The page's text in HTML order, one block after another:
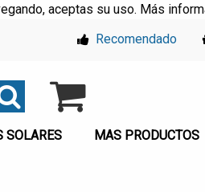
aceptas su uso. Más
Recomendado
SOLARES MAS PRODUCTOS